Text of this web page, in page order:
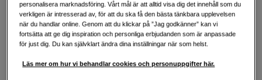
499 SEK
Handla tryggt med delbetalning eller faktura Info
personalisera marknadsföring. Vårt mål är att alltid visa dig det innehåll som du
verkligen är intresserad av, för att du ska få den bästa tänkbara upplevelsen
när du handlar online. Genom att du klickar på ”Jag godkänner” kan vi
fortsätta att ge dig inspiration och personliga erbjudanden som är anpassade
för just dig. Du kan självklart ändra dina inställningar när som helst.
Läs mer om hur vi behandlar cookies och personuppgifter här.